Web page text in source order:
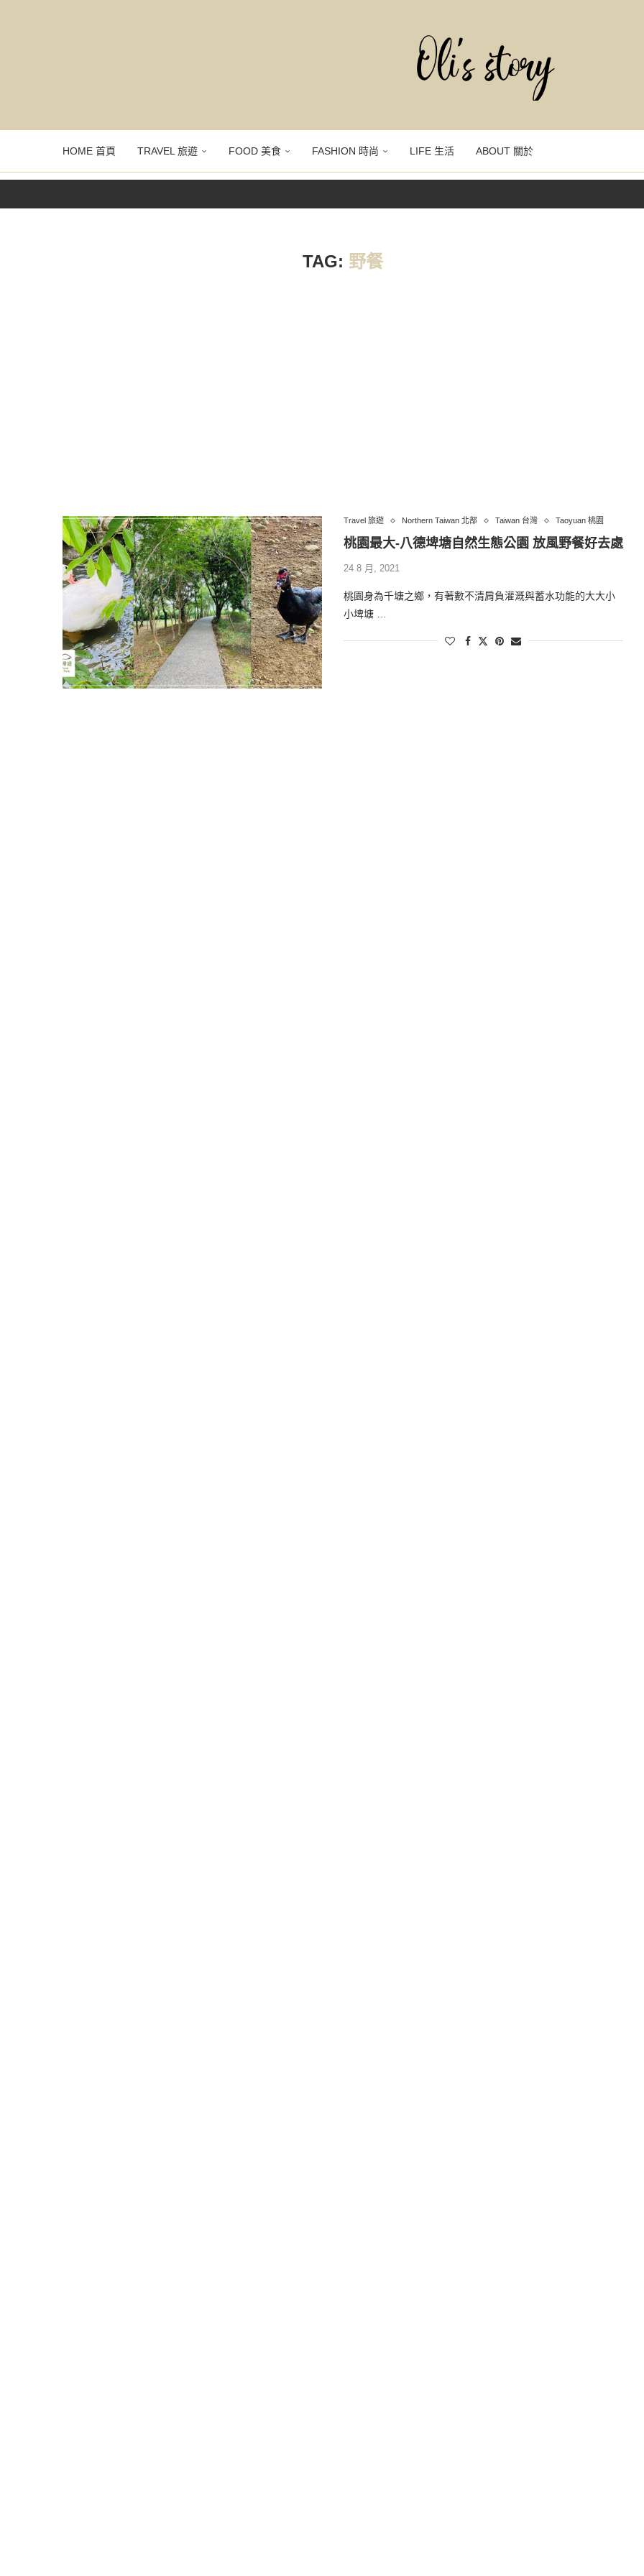
HOME 首頁 TRAVEL 旅遊 FOOD 美食 FASHION 時尚 LIFE 生活 ABOUT 關於
TAG: 野餐
Travel 旅遊 Northern Taiwan 北部 Taiwan 台灣 Taoyuan 桃園
桃園最大-八德埤塘自然生態公園 放風野餐好去處
24 8 月, 2021
桃園身為千塘之鄉，有著數不清肩負灌溉與蓄水功能的大大小
小埤塘 …